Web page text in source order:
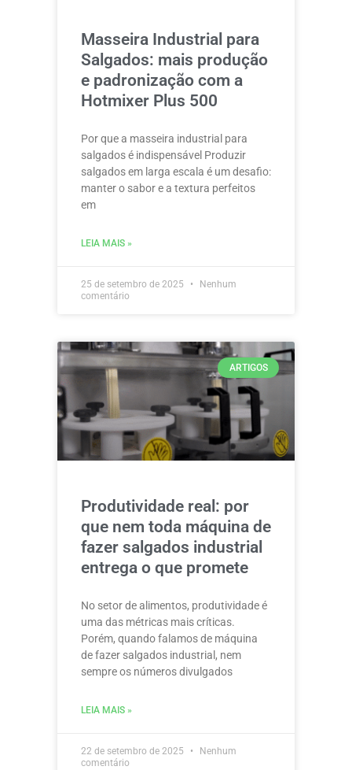
Masseira Industrial para
Salgados: mais produção
e padronização com a
Hotmixer Plus 500
Por que a masseira industrial para
salgados é indispensável Produzir
salgados em larga escala é um desafio:
manter o sabor e a textura perfeitos
em
LEIA MAIS »
25 de setembro de 2025
Nenhum
comentário
ARTIGOS
Produtividade real: por
que nem toda máquina de
fazer salgados industrial
entrega o que promete
No setor de alimentos, produtividade é
uma das métricas mais críticas.
Porém, quando falamos de máquina
de fazer salgados industrial, nem
sempre os números divulgados
LEIA MAIS »
22 de setembro de 2025
Nenhum
comentário